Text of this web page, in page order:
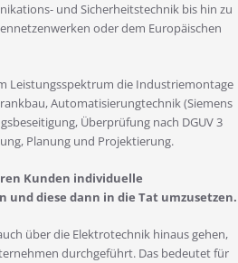
und Sicherheitstechnik bis hin zu
oder dem Europäischen
Leistungsspektrum die Industriemontage
Automatisierungtechnik (Siemens
Überprüfung nach DGUV 3
Planung und Projektierung.
Kunden individuelle
und diese dann in die Tat umzusetzen.
über die Elektrotechnik hinaus gehen,
durchgeführt. Das bedeutet für